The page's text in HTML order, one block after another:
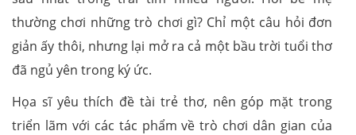
thường chơi những trò chơi gì? Chỉ một câu hỏi đơn
giản ấy thôi, nhưng lại mở ra cả một bầu trời tuổi thơ
đã ngủ yên trong ký ức.
Họa sĩ yêu thích đề tài trẻ thơ, nên góp mặt trong
triển lãm với các tác phẩm về trò chơi dân gian của